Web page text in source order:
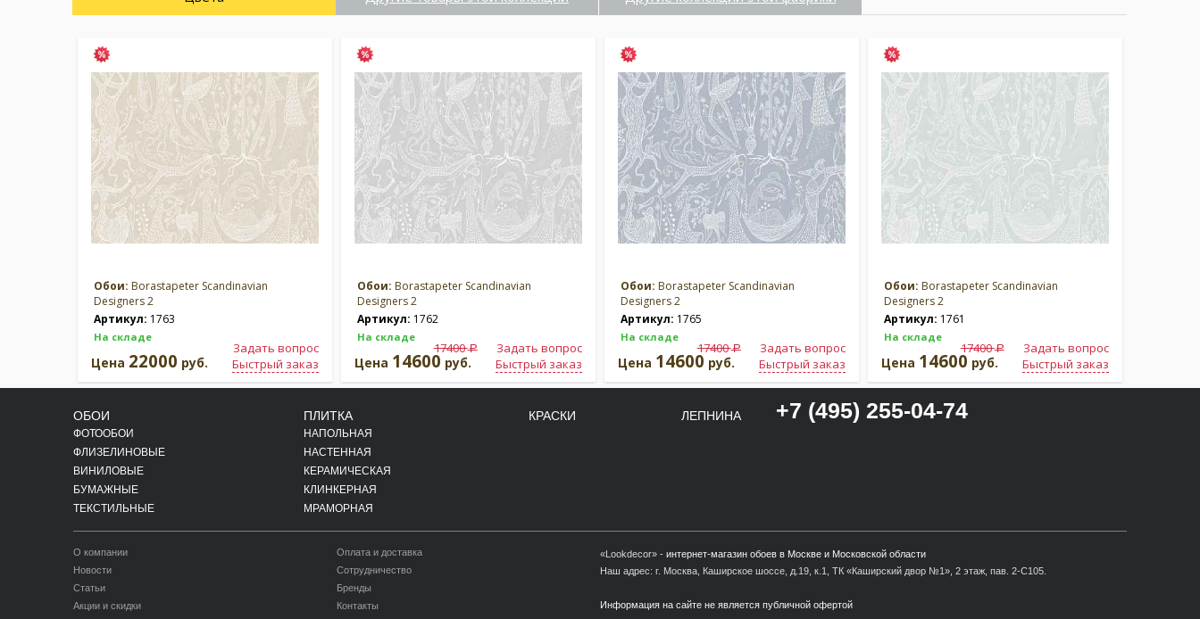
Обои: Borastapeter Scandinavian
Designers 2
Артикул: 1763
На складе
Задать вопрос
Быстрый заказ
Цена 22000 руб.
Обои: Borastapeter Scandinavian
Designers 2
Артикул: 1762
На складе
Задать вопрос
Быстрый заказ
Цена 14600 руб.
17400a
Обои: Borastapeter Scandinavian
Designers 2
Артикул: 1765
На складе
Задать вопрос
Быстрый заказ
Цена 14600 руб.
17400a
Обои: Borastapeter Scandinavian
Designers 2
Артикул: 1761
На складе
Задать вопрос
Быстрый заказ
Цена 14600 руб.
17400a
ОБОИ
ФОТООБОИ
ФЛИЗЕЛИНОВЫЕ
ВИНИЛОВЫЕ
БУМАЖНЫЕ
ТЕКСТИЛЬНЫЕ
ПЛИТКА
НАПОЛЬНАЯ
НАСТЕННАЯ
КЕРАМИЧЕСКАЯ
КЛИНКЕРНАЯ
МРАМОРНАЯ
КРАСКИ ЛЕПНИНА +7 (495) 255-04-74
О компании
Новости
Статьи
Акции и скидки
Оплата и доставка
Сотрудничество
Бренды
Контакты
«Lookdecor» - интернет-магазин обоев в Москве и Московской области
Наш адрес: г. Москва, Каширское шоссе, д.19, к.1, ТК «Каширский двор №1», 2 этаж, пав. 2-С105.
Информация на сайте не является публичной офертой